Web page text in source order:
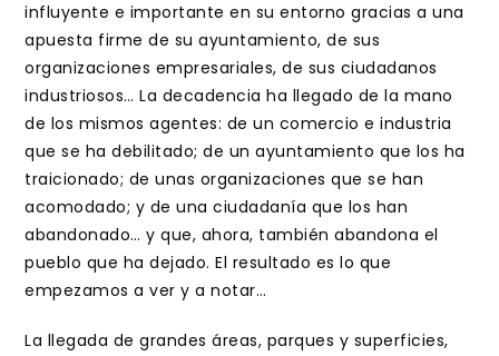
influyente e importante en su entorno gracias a una
apuesta firme de su ayuntamiento, de sus
organizaciones empresariales, de sus ciudadanos
industriosos… La decadencia ha llegado de la mano
de los mismos agentes: de un comercio e industria
que se ha debilitado; de un ayuntamiento que los ha
traicionado; de unas organizaciones que se han
acomodado; y de una ciudadanía que los han
abandonado… y que, ahora, también abandona el
pueblo que ha dejado. El resultado es lo que
empezamos a ver y a notar…
La llegada de grandes áreas, parques y superficies,